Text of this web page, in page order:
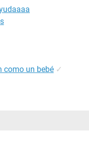
como un bebé ✓